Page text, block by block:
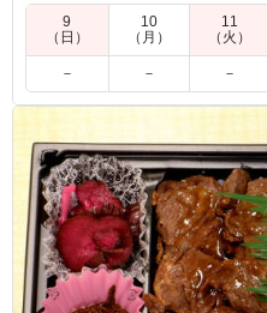
さい。
い。
5.0 ブリストル・マイ
ご飯大盛りにしてみました
のため、大盛りにしてみて
変わらず好評です。見た目
い少し変わったおかずもあ
す。
9
（日）
10
（月）
11
（火）
－ － －